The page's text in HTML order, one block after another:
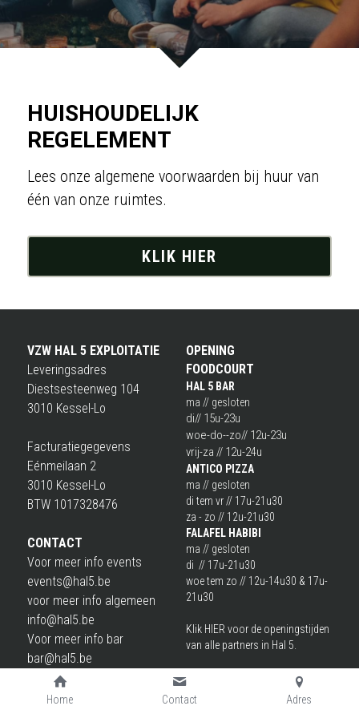
HUISHOUDELIJK
REGELEMENT
Lees onze algemene voorwaarden bij huur van
één van onze ruimtes.
KLIK HIER
VZW HAL 5 EXPLOITATIE
Leveringsadres
Diestsesteenweg 104
3010 Kessel-Lo
Facturatiegegevens
Eénmeilaan 2
3010 Kessel-Lo
BTW 1017328476
CONTACT
Voor meer info events
events@hal5.be
voor meer info algemeen
info@hal5.be
Voor meer info bar
bar@hal5.be
Voor meer info buurtbar
buurtbar@hal5.be
OPENING
FOODCOURT
HAL 5 BAR
ma // gesloten
di// 15u-23u
woe-do--zo// 12u-23u
vrij-za // 12u-24u
ANTICO PIZZA
ma // gesloten
di tem vr // 17u-21u30
za - zo // 12u-21u30
FALAFEL HABIBI
ma // gesloten
di  // 17u-21u30
woe tem zo // 12u-14u30 & 17u-
21u30
Klik HIER voor de openingstijden
van alle partners in Hal 5.
Deze openingstijden zijn
onderhevig aan verander ingen.
Home Contact Adres
Cookie Gebruik
Wij gebruiken cookies om een optimale surf
ervaring te garanderen. Door te accepteren, gaat u
akkoord met het gebruik van cookies. Leer meer